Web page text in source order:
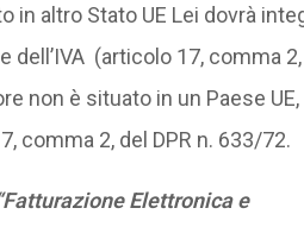
in altro Stato UE Lei dovrà
(articolo 17, comma
non è situato in un Paese
comma 2, del DPR n. 633/72.
Elettronica e